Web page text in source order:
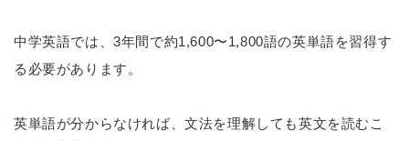
中学英語では、3年間で約1,600〜1,800語の英単語を習得す
る必要があります。
英単語が分からなければ、文法を理解しても英文を読むこ